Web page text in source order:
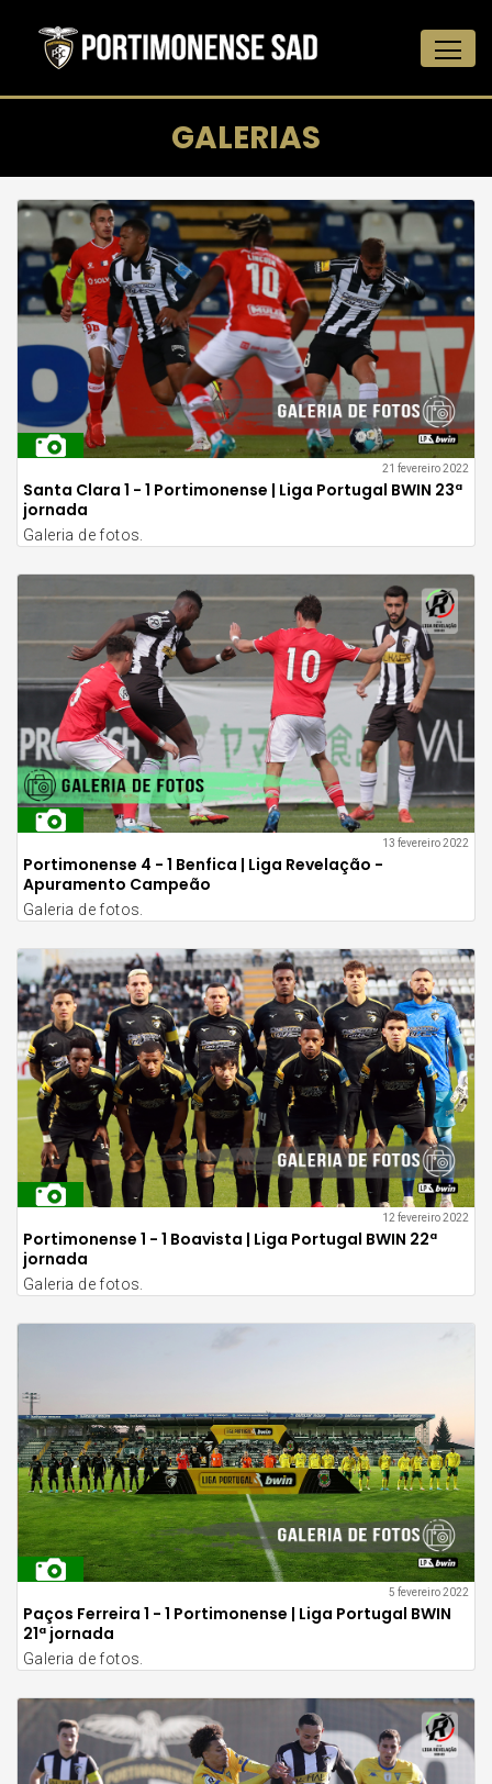
GALERIAS
21 fevereiro 2022
Santa Clara 1 - 1 Portimonense | Liga Portugal BWIN 23ª
jornada
Galeria de fotos.
13 fevereiro 2022
Portimonense 4 - 1 Benfica | Liga Revelação -
Apuramento Campeão
Galeria de fotos.
12 fevereiro 2022
Portimonense 1 - 1 Boavista | Liga Portugal BWIN 22ª
jornada
Galeria de fotos.
5 fevereiro 2022
Paços Ferreira 1 - 1 Portimonense | Liga Portugal BWIN
21ª jornada
Galeria de fotos.